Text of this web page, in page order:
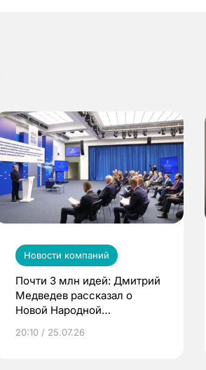
Новости компаний
Почти 3 млн идей: Дмитрий
Медведев рассказал о
Новой Народной
20:10 / 25.07.26